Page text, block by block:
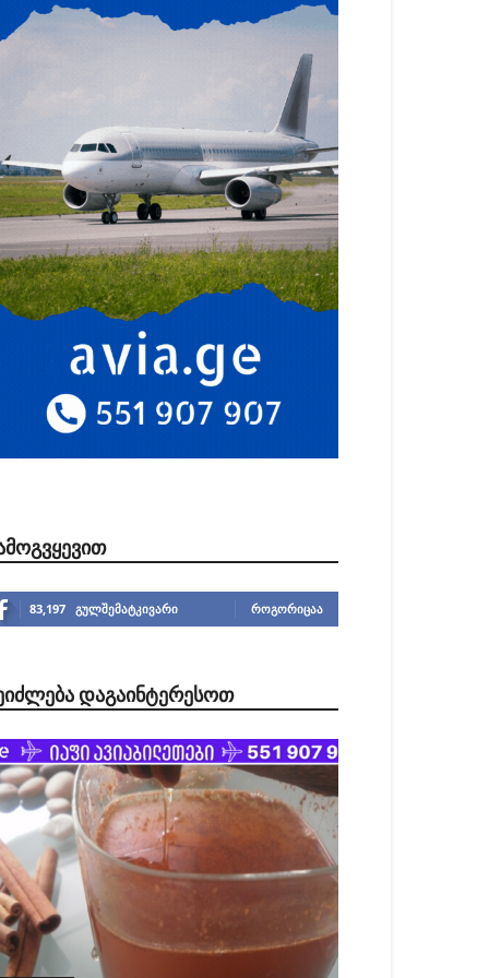
83,197 გულშემატკივარი ᲠᲝᲒᲝᲠᲘᲪᲐᲐ
ᲓᲐᲒᲐᲘᲜᲢᲔᲠᲔᲡᲝᲗ